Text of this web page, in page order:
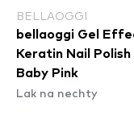
BELLAOGGI
bellaoggi Gel
Keratin Nail Polish
Baby Pink
Lak na nechty